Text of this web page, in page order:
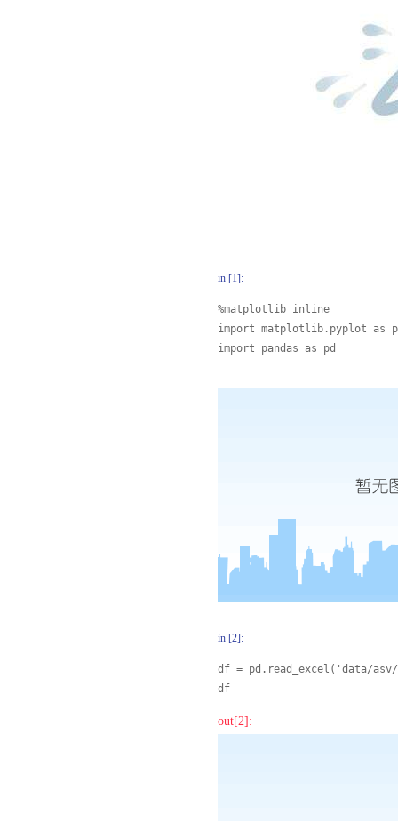
in [1]:
%matplotlib inline
import matplotlib.pyplot as
import pandas as pd
in [2]:
df = pd.read_excel('data/
df
out[2]: